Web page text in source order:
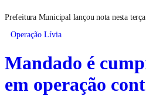
Prefeitura Municipal lançou nota nesta
Operação Lívia
Mandado é
em operação